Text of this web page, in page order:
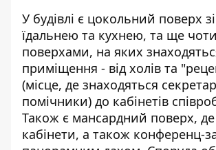
У будівлі є цокольний поверх
їдальнею та кухнею, та ще
поверхами, на яких
приміщення - від холів та
(місце, де знаходяться
помічники) до кабінетів
Також є мансардний поверх,
кабінети, а також конференц-